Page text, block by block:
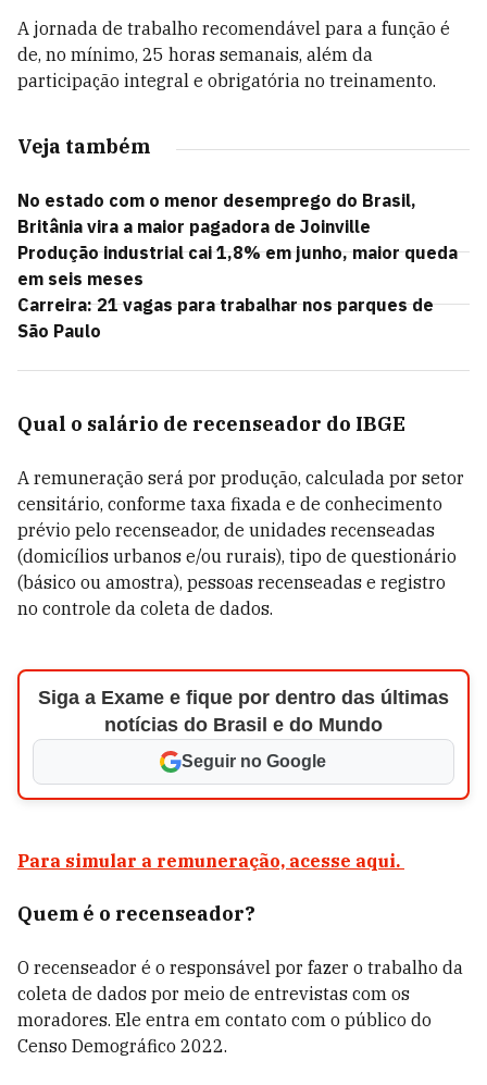
A jornada de trabalho recomendável para a função é
de, no mínimo, 25 horas semanais, além da
participação integral e obrigatória no treinamento.
Veja também
No estado com o menor desemprego do Brasil,
Britânia vira a maior pagadora de Joinville
Produção industrial cai 1,8% em junho, maior queda
em seis meses
Carreira: 21 vagas para trabalhar nos parques de
São Paulo
Qual o salário de recenseador do IBGE
A remuneração será por produção, calculada por setor
censitário, conforme taxa fixada e de conhecimento
prévio pelo recenseador, de unidades recenseadas
(domicílios urbanos e/ou rurais), tipo de questionário
(básico ou amostra), pessoas recenseadas e registro
no controle da coleta de dados.
Siga a Exame e fique por dentro das últimas
notícias do Brasil e do Mundo
Seguir no Google
Para simular a remuneração, acesse aqui.
Quem é o recenseador?
O recenseador é o responsável por fazer o trabalho da
coleta de dados por meio de entrevistas com os
moradores. Ele entra em contato com o público do
Censo Demográfico 2022.